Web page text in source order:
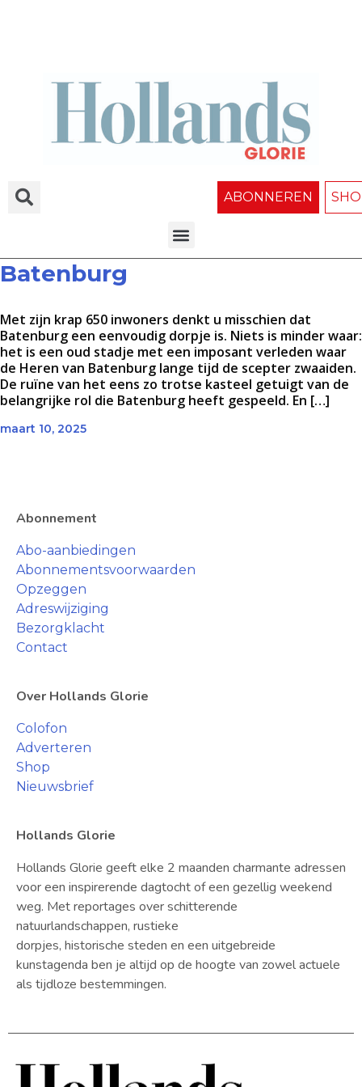
ABONNEREN
Batenburg
Met zijn krap 650 inwoners denkt u misschien dat
Batenburg een eenvoudig dorpje is. Niets is minder waar:
het is een oud stadje met een imposant verleden waar
de Heren van Batenburg lange tijd de scepter zwaaiden.
De ruïne van het eens zo trotse kasteel getuigt van de
belangrijke rol die Batenburg heeft gespeeld. En […]
maart 10, 2025
Abonnement
Abo-aanbiedingen
Abonnementsvoorwaarden
Opzeggen
Adreswijziging
Bezorgklacht
Contact
Over Hollands Glorie
Colofon
Adverteren
Shop
Nieuwsbrief
Hollands Glorie
Hollands Glorie geeft elke 2 maanden charmante adressen
voor een inspirerende dagtocht of een gezellig weekend
weg. Met reportages over schitterende
natuurlandschappen, rustieke
dorpjes, historische steden en een uitgebreide
kunstagenda ben je altijd op de hoogte van zowel actuele
als tijdloze bestemmingen.